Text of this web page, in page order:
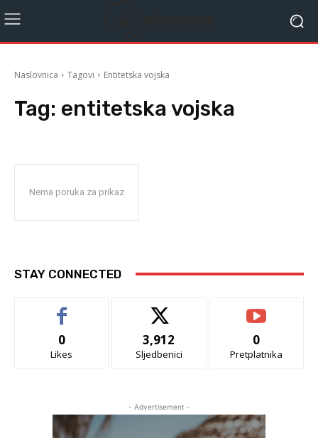
Naslovnica Tagovi Entitetska vojska
Tag: entitetska vojska
Nema poruka za prikaz
STAY CONNECTED
0
Likes
3,912
Sljedbenici
0
Pretplatnika
- Advertisement -